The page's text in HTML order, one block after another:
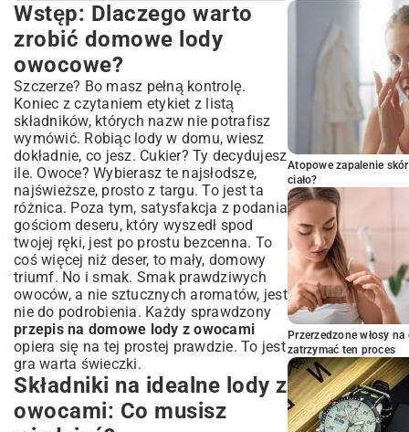
Wstęp: Dlaczego warto zrobić domowe
lody owocowe?
Składniki na idealne lody z owocami: Co
musisz wiedzieć?
Jakie owoce wybrać do domowych
lodów? Porady eksperta
Sekret kremowej bazy: mleko, śmietanka
i alternatywy
Prosty przepis na domowe lody
owocowe krok po kroku
Przygotowanie owoców: świeże czy
mrożone?
Proces mrożenia: Jak uzyskać idealną
konsystencję?
Lody bez lodziarki: Kreatywne metody
na mrożone przysmaki
Błyskawiczne lody bananowe: Szybko i
zdrowo
Lody jogurtowe z owocami: Lekkie i
orzeźwiające
Wegańskie lody owocowe: Przepisy na
Wstęp: Dlaczego warto
zrobić domowe lody
owocowe?
Szczerze? Bo masz pełną kontrolę.
Koniec z czytaniem etykiet z listą
składników, których nazw nie potrafisz
wymówić. Robiąc lody w domu, wiesz
dokładnie, co jesz. Cukier? Ty decydujesz
ile. Owoce? Wybierasz te najsłodsze,
najświeższe, prosto z targu. To jest ta
różnica. Poza tym, satysfakcja z podania
gościom deseru, który wyszedł spod
twojej ręki, jest po prostu bezcenna. To
coś więcej niż deser, to mały, domowy
triumf. No i smak. Smak prawdziwych
owoców, a nie sztucznych aromatów, jest
nie do podrobienia. Każdy sprawdzony
przepis na domowe lody z owocami
opiera się na tej prostej prawdzie. To jest
gra warta świeczki.
Składniki na idealne lody z
owocami: Co musisz
Atopowe zapalenie
ciało?
Przerzedzone włosy
zatrzymać ten proces